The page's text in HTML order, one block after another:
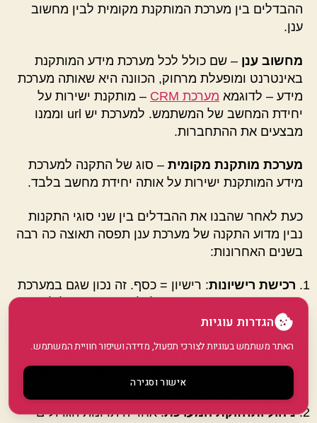
ההבדלים בין מערכת המותקנת מקומית לבין מחשוב
ענן.
מחשוב ענן – שם כולל לכל מערכת מידע המותקנת
באינטרנט ומופעלת מרחוק, הכוונה היא שאותה מערכת
מידע – לדוגמא מערכת CRM
– מותקנת ישירות על
יחידת המחשב של המשתמש. למערכת יש url וממנו
מבצעים את ההתחברות.
מערכת מותקנת מקומית – סוג של התקנה למערכת
מידע המותקנת ישירות על אותה יחידת מחשב בלבד.
כעת לאחר שהבנו את ההבדלים בין שני סוגי התקנות
נבין מדוע התקנה של מערכת ענן תפסה תאוצה כה רבה
בשנים האחרונות:
רכישת רישיונות: רישיון = כסף. זה נכון שגם במערכת
אין צורך במחלקה מסוימת שלכל העובדים יהיה רשיון
המערכת כמובן), דבר שכמעט בלתי אפשרי לעשות
במידה והמערכת מותקנת מקומית.
ניהול ותחזוקת המערכת: אחד היתרונות הגדולים
הגדרות עוגיות
האתר משתמש בעוגיות לצורכי תפעול, מדידה ושיפור חוויית המשתמש.
אישור וסגירה